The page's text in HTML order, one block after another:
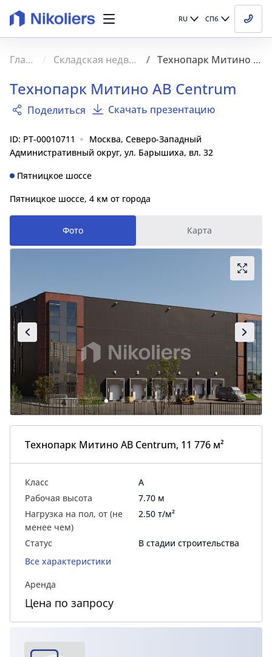
RU СПб
Главная Складская недвижимость Технопарк Митино AB Centrum
Технопарк Митино AB Centrum
Поделиться Скачать презентацию
ID: PT-00010711
Москва, Северо-Западный
Административный округ, ул. Барышиха, вл. 32
Пятницкое шоссе
Пятницкое шоссе, 4 км от города
Фото Карта
Технопарк Митино AB Centrum, 11 776 м²
Класс
A
Рабочая высота
7.70 м
Нагрузка на пол, от (не
менее чем)
2.50 т/м²
Статус
В стадии строительства
Все характеристики
Аренда
Цена по запросу